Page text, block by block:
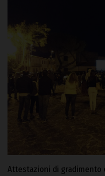
Attestazioni di gradimento